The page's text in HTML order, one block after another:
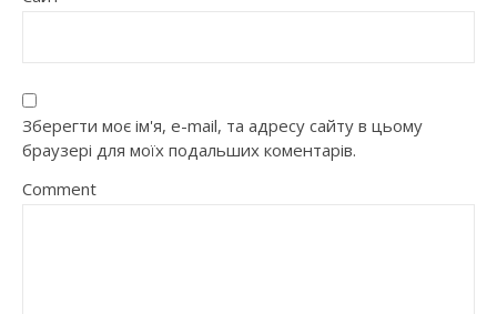
Зберегти моє ім'я, e-mail, та адресу сайту в цьому
браузері для моїх подальших коментарів.
Comment